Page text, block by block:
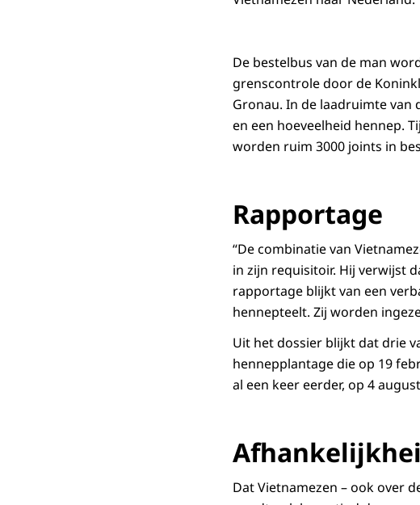
De bestelbus van de man
grenscontrole door de
Gronau. In de laadruimte
en een hoeveelheid hennep.
worden ruim 3000 joints in
Rapportage
“De combinatie van
in zijn requisitoir. Hij verwijst
rapportage blijkt van een
hennepteelt. Zij worden
Uit het dossier blijkt dat drie
hennepplantage die op 19
al een keer eerder, op 4
Dat Vietnamezen – ook over